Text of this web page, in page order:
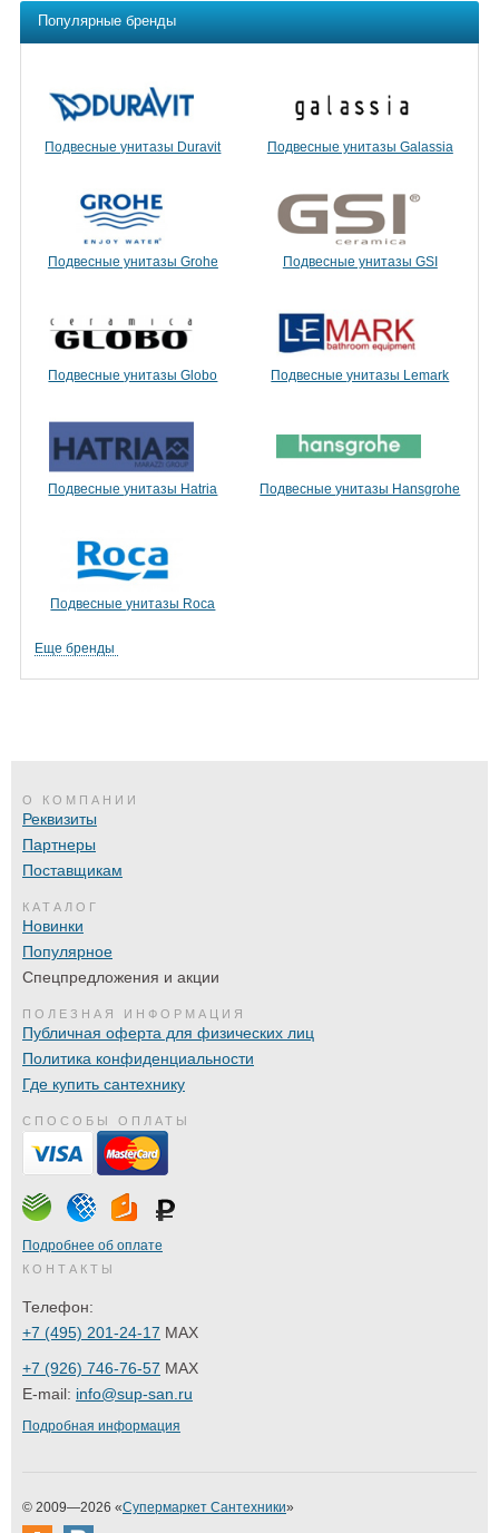
Популярные бренды
Подвесные унитазы Duravit Подвесные унитазы Galassia
Подвесные унитазы Grohe Подвесные унитазы GSI
Подвесные унитазы Globo Подвесные унитазы Lemark
Подвесные унитазы Hatria Подвесные унитазы Hansgrohe
Подвесные унитазы Roca
Еще бренды
О КОМПАНИИ
Реквизиты
Партнеры
Поставщикам
КАТАЛОГ
Новинки
Популярное
Спецпредложения и акции
ПОЛЕЗНАЯ ИНФОРМАЦИЯ
Публичная оферта для физических лиц
Политика конфиденциальности
Где купить сантехнику
СПОСОБЫ ОПЛАТЫ
Подробнее об оплате
КОНТАКТЫ
Телефон:
+7 (495) 201-24-17 MAX
+7 (926) 746-76-57 MAX
E-mail: info@sup-san.ru
Подробная информация
© 2009—2026 «Супермаркет Сантехники»